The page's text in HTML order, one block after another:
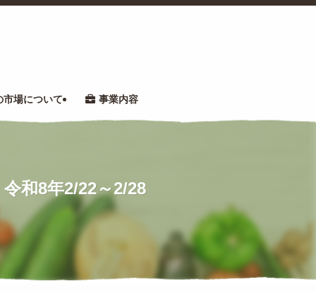
市場について 事業内容
和8年2/22～2/28